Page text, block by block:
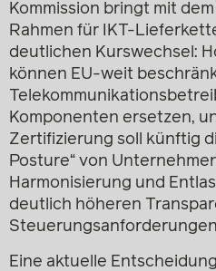
Kommission bringt mit
Rahmen für IKT-
deutlichen Kurswechsel:
können EU-weit
Komponenten ersetzen,
Zertifizierung soll künftig
Posture“ von
Harmonisierung und
deutlich höheren
Eine aktuelle